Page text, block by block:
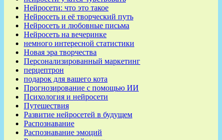
Нейросети: что это такое
Нейросеть и её творческий путь
Нейросеть и любовные письма
Нейросеть на вечеринке
немного интересной статистики
Новая эра творчества
Персонализированный маркетинг
перцептрон
подарок для вашего кота
Прогнозирование с помощью ИИ
Психология и нейросети
Путешествия
Развитие нейросетей в будущем
Распознавание
Распознавание эмоций